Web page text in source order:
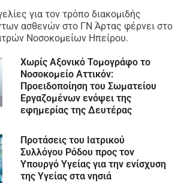
για τον τρόπο διακομιδής
ασθενών στο ΓΝ Άρτας φέρνει στο
Νοσοκομείων Ηπείρου.
Χωρίς Αξονικό Τομογράφο το
Νοσοκομείο Αττικόν:
Προειδοποίηση του Σωματείου
Εργαζομένων ενόψει της
εφημερίας της Δευτέρας
Προτάσεις του Ιατρικού
Συλλόγου Ρόδου προς τον
Υπουργό Υγείας για την ενίσχυση
της Υγείας στα νησιά